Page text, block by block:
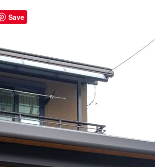
Save